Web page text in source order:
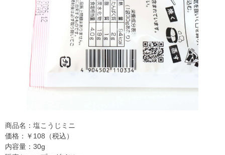
商品名：塩こうじミニ
価格：￥108（税込）
内容量：30g